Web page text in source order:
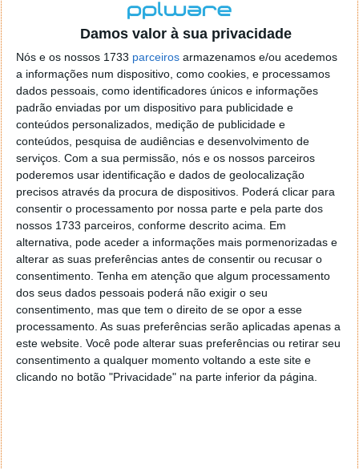
Damos valor à sua privacidade
Nós e os nossos 1733 parceiros armazenamos e/ou acedemos
a informações num dispositivo, como cookies, e processamos
dados pessoais, como identificadores únicos e informações
padrão enviadas por um dispositivo para publicidade e
conteúdos personalizados, medição de publicidade e
conteúdos, pesquisa de audiências e desenvolvimento de
serviços. Com a sua permissão, nós e os nossos parceiros
poderemos usar identificação e dados de geolocalização
precisos através da procura de dispositivos. Poderá clicar para
consentir o processamento por nossa parte e pela parte dos
nossos 1733 parceiros, conforme descrito acima. Em
alternativa, pode aceder a informações mais pormenorizadas e
alterar as suas preferências antes de consentir ou recusar o
consentimento. Tenha em atenção que algum processamento
dos seus dados pessoais poderá não exigir o seu
consentimento, mas que tem o direito de se opor a esse
processamento. As suas preferências serão aplicadas apenas a
este website. Você pode alterar suas preferências ou retirar seu
consentimento a qualquer momento voltando a este site e
clicando no botão "Privacidade" na parte inferior da página.
Crédito & Copyright: Valerio Minato via NASA
AImagem do Dia, deValerio Minato, foi captada em
Piemonte, Itália, com a Lua no plano de fundo. A
catedral em primeiro plano é a Basilica di Superga, e a
montanha entre ambas é a Monviso.
Aqui, apesar de a Lua poente ter sido captada
numa fase crescente, a exposição foi
suficientemente longa para que a luz da Terra
duplamente refletida, o chamado brilho da
Vinci, iluminasse todo o topo da Lua.